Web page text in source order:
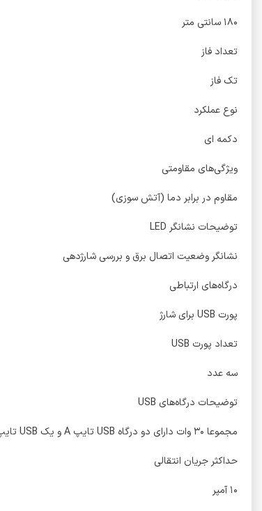
۱۸۰ سانتی متر
تعداد فاز
تک فاز
نوع عملکرد
دکمه ای
ویژگی‌های مقاومتی
مقاوم در برابر دما (آتش سوزی)
توضیحات نشانگر LED
نشانگر وضعیت اتصال برق و بررسی شارژدهی
درگاه‌های ارتباطی
پورت USB برای شارژ
تعداد پورت USB
سه عدد
توضیحات درگاه‌های USB
مجموعا ۳۰ وات دارای دو درگاه USB تایپ A و یک USB تایپ C
حداکثر جریان انتقالی
۱۰ آمپر